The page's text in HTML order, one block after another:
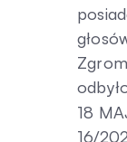
18
16/